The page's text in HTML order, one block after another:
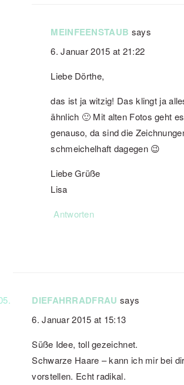
MEINFEENSTAUB says
6. Januar 2015 at 21:22
Liebe Dörthe,
das ist ja witzig! Das klingt ja
ähnlich 🙂 Mit alten Fotos geht
genauso, da sind die
schmeichelhaft dagegen 😉
Liebe Grüße
Lisa
Antworten
DIEFAHRRADFRAU says
6. Januar 2015 at 15:13
Süße Idee, toll gezeichnet.
Schwarze Haare – kann ich mir bei
vorstellen. Echt radikal.